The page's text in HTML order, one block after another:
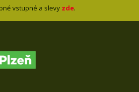
vstupné a slevy zde.